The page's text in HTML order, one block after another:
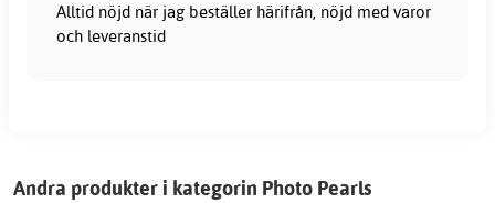
Alltid nöjd när jag beställer härifrån, nöjd med varor
och leveranstid
Andra produkter i kategorin Photo Pearls